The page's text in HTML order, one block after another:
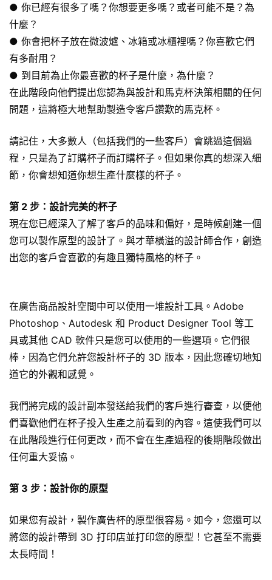
● 你已經有很多了嗎？你想要更多嗎？或者可能不是？為
什麼？
● 你會把杯子放在微波爐、冰箱或冰櫃裡嗎？你喜歡它們
有多耐用？
● 到目前為止你最喜歡的杯子是什麼，為什麼？
在此階段向他們提出您認為與設計和馬克杯決策相關的任何
問題，這將極大地幫助製造令客戶讚歎的馬克杯。
請記住，大多數人（包括我們的一些客戶）會跳過這個過
程，只是為了訂購杯子而訂購杯子。但如果你真的想深入細
節，你會想知道你想生產什麼樣的杯子。
第 2 步：設計完美的杯子
現在您已經深入了解了客戶的品味和偏好，是時候創建一個
您可以製作原型的設計了。與才華橫溢的設計師合作，創造
出您的客戶會喜歡的有趣且獨特風格的杯子。
在廣告商品設計空間中可以使用一堆設計工具。Adobe
Photoshop、Autodesk 和 Product Designer Tool 等工
具或其他 CAD 軟件只是您可以使用的一些選項。它們很
棒，因為它們允許您設計杯子的 3D 版本，因此您確切地知
道它的外觀和感覺。
我們將完成的設計副本發送給我們的客戶進行審查，以便他
們喜歡他們在杯子投入生產之前看到的內容。這使我們可以
在此階段進行任何更改，而不會在生產過程的後期階段做出
任何重大妥協。
第 3 步：設計你的原型
如果您有設計，製作廣告杯的原型很容易。如今，您還可以
將您的設計帶到 3D 打印店並打印您的原型！它甚至不需要
太長時間！